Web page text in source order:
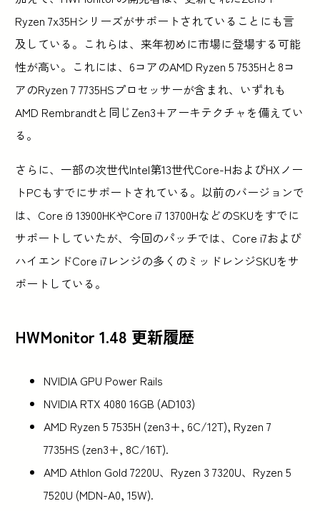
Ryzen 7x35Hシリーズがサポートされていることにも言
及している。これらは、来年初めに市場に登場する可能
性が高い。これには、6コアのAMD Ryzen 5 7535Hと8コ
アのRyzen 7 7735HSプロセッサーが含まれ、いずれも
AMD Rembrandtと同じZen3+アーキテクチャを備えてい
る。
さらに、一部の次世代Intel第13世代Core-HおよびHXノー
トPCもすでにサポートされている。以前のバージョンで
は、Core i9 13900HKやCore i7 13700HなどのSKUをすでに
サポートしていたが、今回のパッチでは、Core i7および
ハイエンドCore i7レンジの多くのミッドレンジSKUをサ
ポートしている。
HWMonitor 1.48 更新履歴
NVIDIA GPU Power Rails
NVIDIA RTX 4080 16GB (AD103)
AMD Ryzen 5 7535H (zen3+, 6C/12T), Ryzen 7
7735HS (zen3+, 8C/16T).
AMD Athlon Gold 7220U、Ryzen 3 7320U、Ryzen 5
7520U (MDN-A0, 15W).